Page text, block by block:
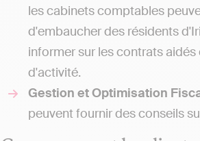
les cabinets comptables
d'embaucher des résidents
informer sur les contrats
d'activité.
Gestion et Optimisation
peuvent fournir des conseils